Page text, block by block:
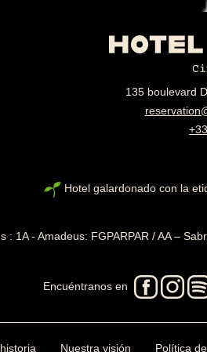
135 boulevard
Hotel galardonado con la
: 1A - Amadeus: FGPARPAR / AA –
Encuéntranos en
Nuestra visión Política